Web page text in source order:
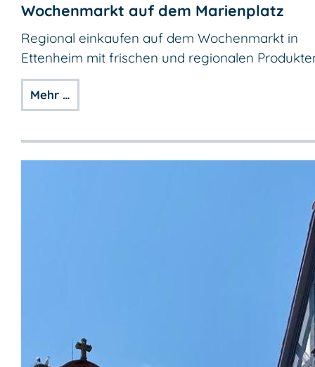
Wochenmarkt auf dem Marienplatz
Regional einkaufen auf dem Wochenmarkt in
Ettenheim mit frischen und regionalen
Mehr …